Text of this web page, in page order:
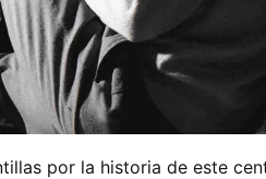
por la historia de este